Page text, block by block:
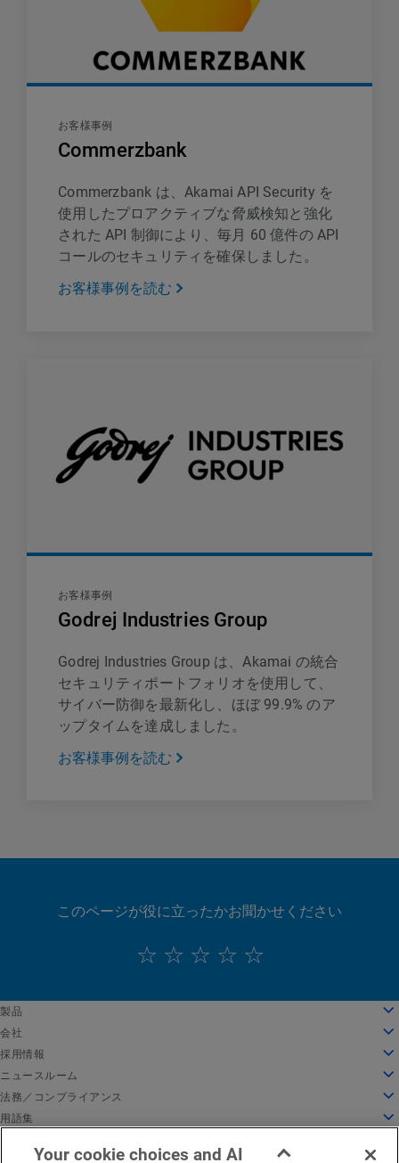
お客様事例
Commerzbank
Commerzbank は、Akamai API Security を
使用したプロアクティブな脅威検知と強化
された API 制御により、毎月 60 億件の API
コールのセキュリティを確保しました。
お客様事例を読む
お客様事例
Godrej Industries Group
Godrej Industries Group は、Akamai の統合
セキュリティポートフォリオを使用して、
サイバー防御を最新化し、ほぼ 99.9% のア
ップタイムを達成しました。
お客様事例を読む
このページが役に立ったかお聞かせください
製品
クラウドコンピューティング
セキュリティ
コンテンツデリバリー
すべての製品とトライアル
グローバルサービス
会社
会社情報
リーダーシップ
受賞歴
取締役会
イノベーションのためのインフラ
採用情報
採用情報
Akamai で働く
学生と新卒者
インクルーシブな職場環境
求人情報を検索
ニュースルーム
ニュースルーム
プレスリリース
Akamai 関連ニュース
メディア向けリソース
法務／コンプライアンス
法務
情報セキュリティコンプライアンス
Privacy Trust Center
用語集
API セキュリティとは
CDN とは
English
Deutsch
Español
Français
Italiano
Português
中文
日本語Your cookie choices and AI